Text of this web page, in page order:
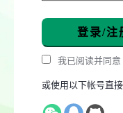
登录/注
我已阅读并同意
或使用以下帐号直